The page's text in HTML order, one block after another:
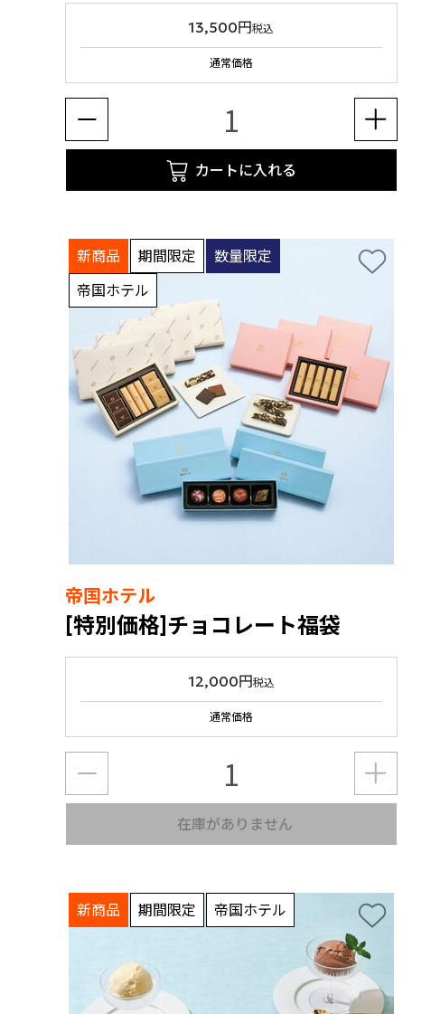
13,500円税込
通常価格
カートに入れる
新商品 期間限定
数量限定
帝国ホテル
帝国ホテル
[特別価格]チョコレート福袋
12,000円税込
通常価格
在庫がありません
新商品 期間限定 帝国ホテル